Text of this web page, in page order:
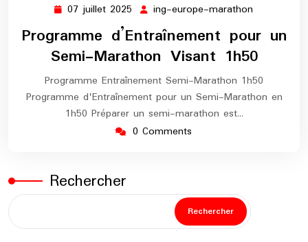
07 juillet 2025 07
juillet
2025
ing-europe-marathon
marathon
Programme d’Entraînement pour un
Semi-Marathon Visant 1h50
Programme Entraînement Semi-Marathon 1h50
Programme d'Entraînement pour un Semi-Marathon en
1h50 Préparer un semi-marathon est…
0 Comments
Rechercher
Rechercher